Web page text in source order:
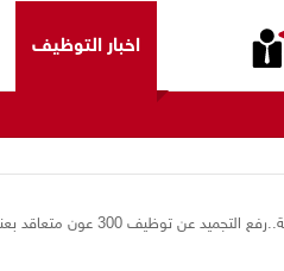
اخبار التوظيف
عن توظيف 300 عون متعاقد بعنوان سنة 2025